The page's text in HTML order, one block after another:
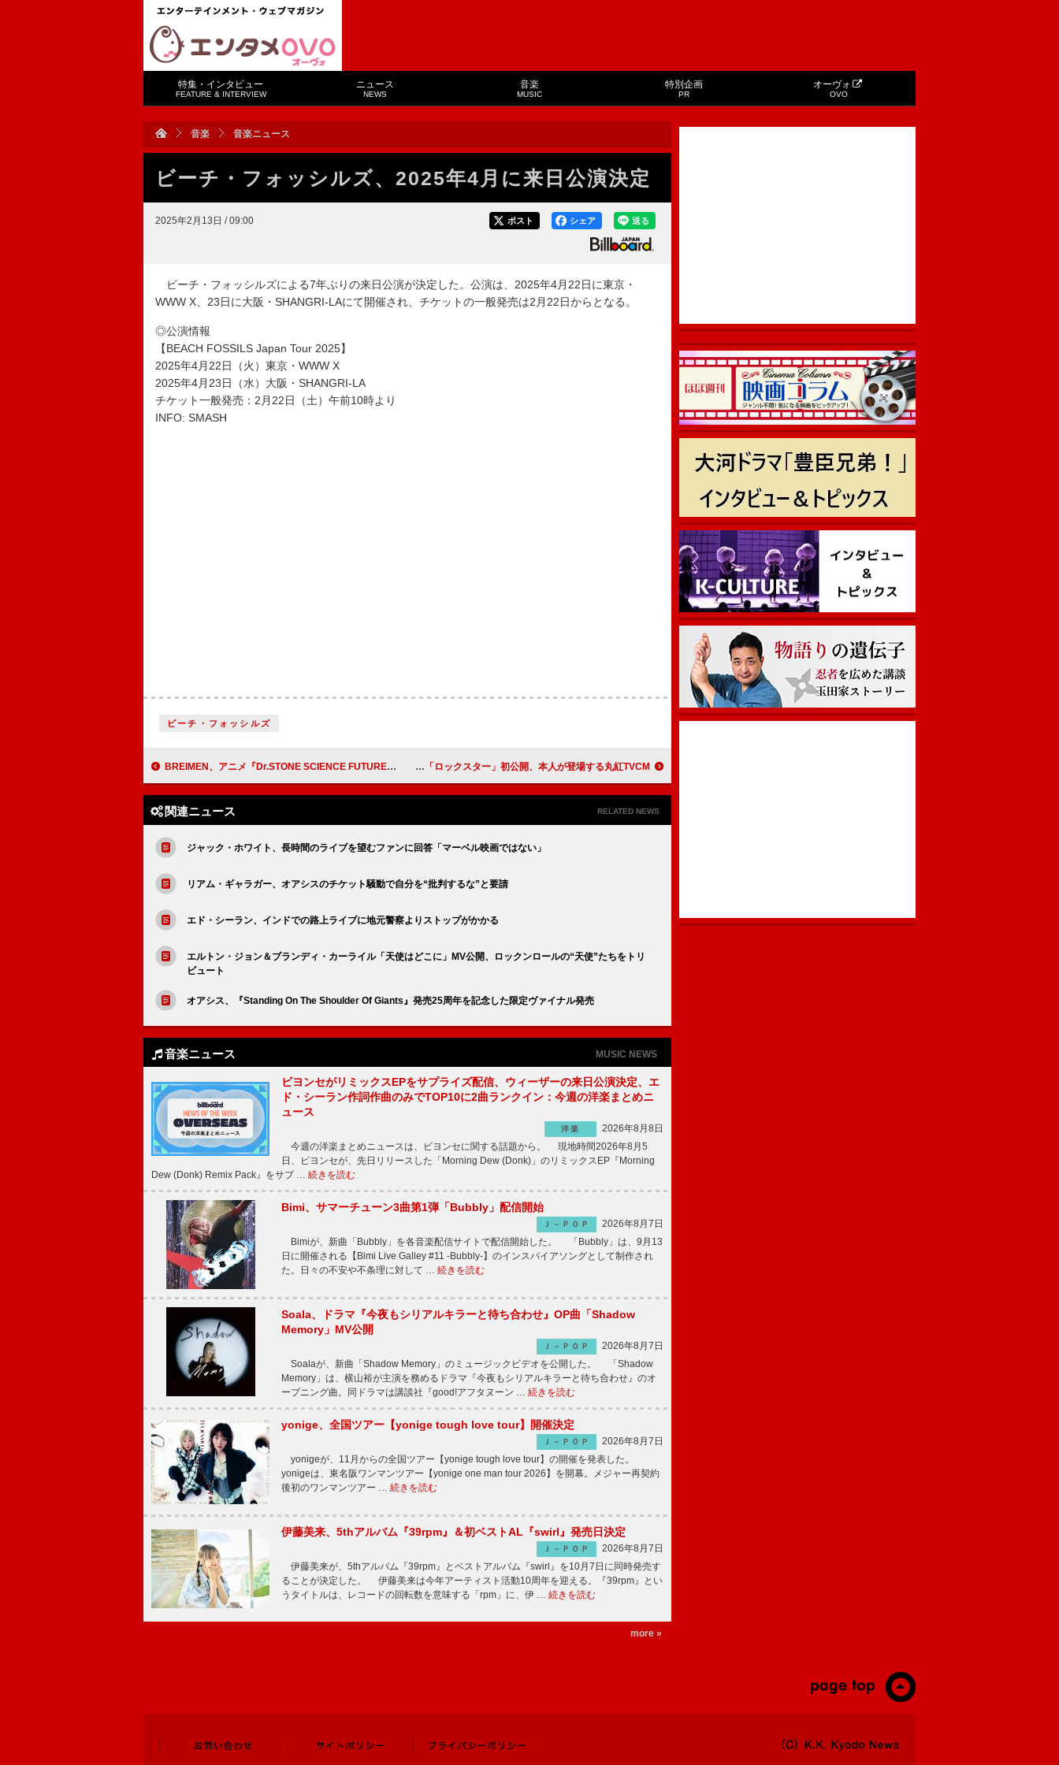
特集・インタビュー
FEATURE & INTERVIEW
ニュース
NEWS
音楽
MUSIC
特別企画
PR
オーヴォ
OVO
音楽 音楽ニュース
ビーチ・フォッシルズ、2025年4月に来日公演決定
2025年2月13日 / 09:00 送る
シェア
ポスト
ビーチ・フォッシルズによる7年ぶりの来日公演が決定した。公演は、2025年4月22日に東京・
WWW X、23日に大阪・SHANGRI-LAにて開催され、チケットの一般発売は2月22日からとなる。
◎公演情報
【BEACH FOSSILS Japan Tour 2025】
2025年4月22日（火）東京・WWW X
2025年4月23日（水）大阪・SHANGRI-LA
チケット一般発売：2月22日（土）午前10時より
INFO: SMASH
ビーチ・フォッシルズ
BREIMEN、アニメ『Dr.STONE SCIENCE FUTURE』EDテーマの一発録りライブ映像を公開 Adoの新曲「ロックスター」初公開、本人が登場する丸紅TVCM
関連ニュース RELATED NEWS
ジャック・ホワイト、長時間のライブを望むファンに回答「マーベル映画ではない」
リアム・ギャラガー、オアシスのチケット騒動で自分を“批判するな”と要請
エド・シーラン、インドでの路上ライブに地元警察よりストップがかかる
エルトン・ジョン＆ブランディ・カーライル「天使はどこに」MV公開、ロックンロールの“天使”たちをトリ
ビュート
オアシス、『Standing On The Shoulder Of Giants』発売25周年を記念した限定ヴァイナル発売
音楽ニュース MUSIC NEWS
ビヨンセがリミックスEPをサプライズ配信、ウィーザーの来日公演決定、エ
ド・シーラン作詞作曲のみでTOP10に2曲ランクイン：今週の洋楽まとめニ
ュース
洋楽
2026年8月8日
今週の洋楽まとめニュースは、ビヨンセに関する話題から。 現地時間2026年8月5
日、ビヨンセが、先日リリースした「Morning Dew (Donk)」のリミックスEP『Morning
Dew (Donk) Remix Pack』をサプ … 続きを読む
Bimi、サマーチューン3曲第1弾「Bubbly」配信開始
Ｊ－ＰＯＰ
2026年8月7日
Bimiが、新曲「Bubbly」を各音楽配信サイトで配信開始した。 「Bubbly」は、9月13
日に開催される【Bimi Live Galley #11 -Bubbly-】のインスパイアソングとして制作され
た。日々の不安や不条理に対して … 続きを読む
Soala、ドラマ『今夜もシリアルキラーと待ち合わせ』OP曲「Shadow
Memory」MV公開
Ｊ－ＰＯＰ
2026年8月7日
Soalaが、新曲「Shadow Memory」のミュージックビデオを公開した。 「Shadow
Memory」は、横山裕が主演を務めるドラマ『今夜もシリアルキラーと待ち合わせ』のオ
ープニング曲。同ドラマは講談社『good!アフタヌーン … 続きを読む
yonige、全国ツアー【yonige tough love tour】開催決定
Ｊ－ＰＯＰ
2026年8月7日
yonigeが、11月からの全国ツアー【yonige tough love tour】の開催を発表した。
yonigeは、東名阪ワンマンツアー【yonige one man tour 2026】を開幕。メジャー再契約
後初のワンマンツアー … 続きを読む
伊藤美来、5thアルバム『39rpm』＆初ベストAL『swirl』発売日決定
Ｊ－ＰＯＰ
2026年8月7日
伊藤美来が、5thアルバム『39rpm』とベストアルバム『swirl』を10月7日に同時発売す
ることが決定した。 伊藤美来は今年アーティスト活動10周年を迎える。『39rpm』とい
うタイトルは、レコードの回転数を意味する「rpm」に、伊 … 続きを読む
more »